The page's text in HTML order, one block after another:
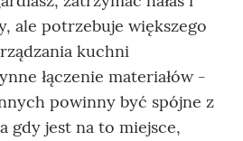
ale potrzebuje większego
kuchni
łączenie materiałów -
powinny być spójne z
gdy jest na to miejsce,